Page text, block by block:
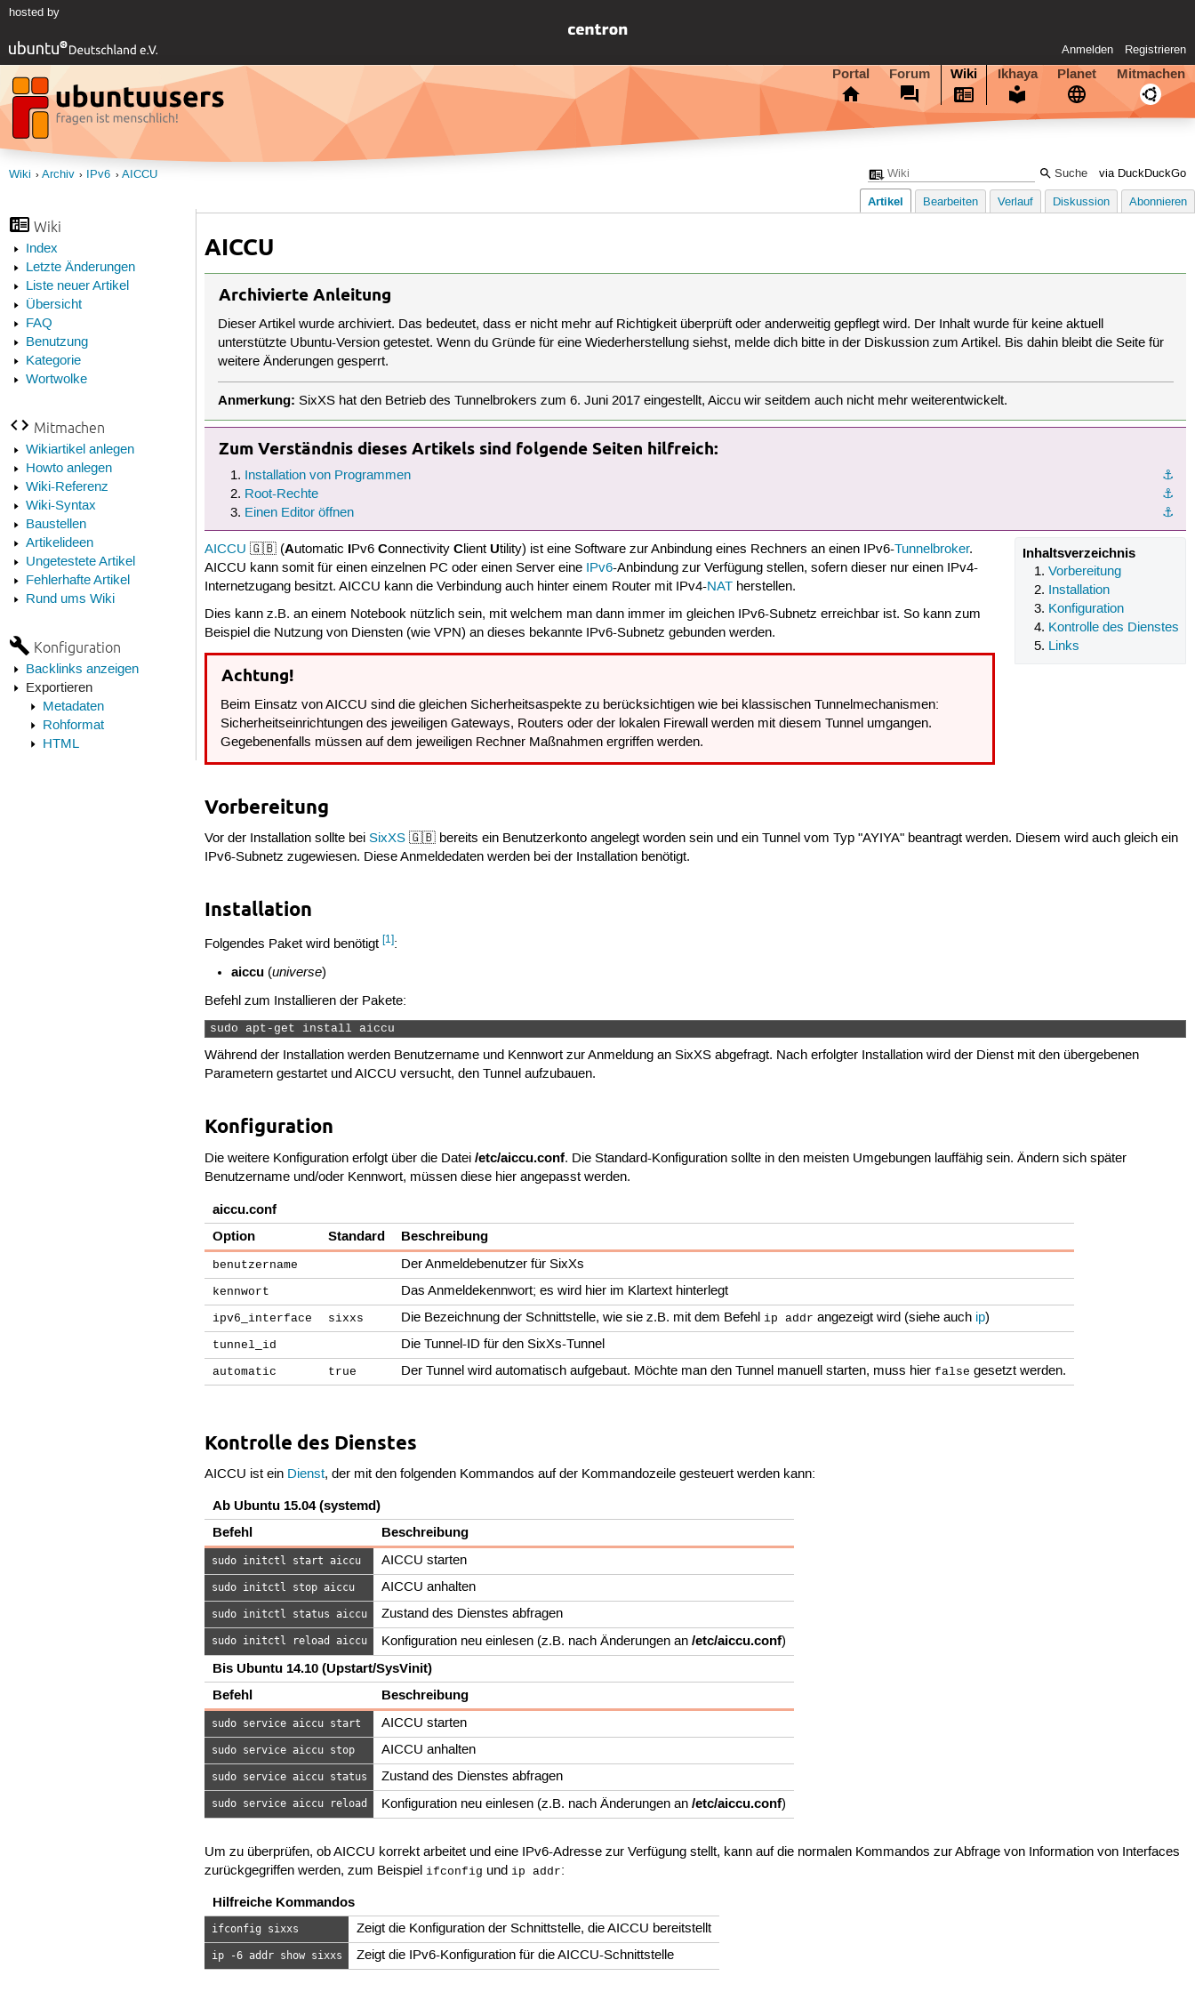
hosted by
Anmelden Registrieren
Portal Forum Wiki Ikhaya Planet Mitmachen
via DuckDuckGo
Wiki Archiv IPv6 AICCU
Wiki
Index
Letzte Änderungen
Liste neuer Artikel
Übersicht
FAQ
Benutzung
Kategorie
Wortwolke
Mitmachen
Wikiartikel anlegen
Howto anlegen
Wiki-Referenz
Wiki-Syntax
Baustellen
Artikelideen
Ungetestete Artikel
Fehlerhafte Artikel
Rund ums Wiki
Konfiguration
Backlinks anzeigen
Exportieren
Metadaten
Rohformat
HTML
Artikel Bearbeiten Verlauf Diskussion Abonnieren
AICCU
Archivierte Anleitung
Dieser Artikel wurde archiviert. Das bedeutet, dass er nicht mehr auf Richtigkeit überprüft oder anderweitig gepflegt wird. Der Inhalt wurde für keine aktuell
unterstützte Ubuntu-Version getestet. Wenn du Gründe für eine Wiederherstellung siehst, melde dich bitte in der Diskussion zum Artikel. Bis dahin bleibt die Seite für
weitere Änderungen gesperrt.
Anmerkung: SixXS hat den Betrieb des Tunnelbrokers zum 6. Juni 2017 eingestellt, Aiccu wir seitdem auch nicht mehr weiterentwickelt.
Zum Verständnis dieses Artikels sind folgende Seiten hilfreich:
⚓︎
Installation von Programmen
⚓︎
Root-Rechte
⚓︎
Einen Editor öffnen
Inhaltsverzeichnis
Vorbereitung
Installation
Konfiguration
Kontrolle des Dienstes
Links
AICCU 🇬🇧 (Automatic IPv6ConnectivityClientUtility) ist eine Software zur Anbindung eines Rechners an einen IPv6-Tunnelbroker.
AICCU kann somit für einen einzelnen PC oder einen Server eine IPv6-Anbindung zur Verfügung stellen, sofern dieser nur einen IPv4-
Internetzugang besitzt. AICCU kann die Verbindung auch hinter einem Router mit IPv4-NAT herstellen.
Dies kann z.B. an einem Notebook nützlich sein, mit welchem man dann immer im gleichen IPv6-Subnetz erreichbar ist. So kann zum
Beispiel die Nutzung von Diensten (wie VPN) an dieses bekannte IPv6-Subnetz gebunden werden.
Achtung!
Beim Einsatz von AICCU sind die gleichen Sicherheitsaspekte zu berücksichtigen wie bei klassischen Tunnelmechanismen:
Sicherheitseinrichtungen des jeweiligen Gateways, Routers oder der lokalen Firewall werden mit diesem Tunnel umgangen.
Gegebenenfalls müssen auf dem jeweiligen Rechner Maßnahmen ergriffen werden.
Vorbereitung
Vor der Installation sollte beiSixXS 🇬🇧 bereits ein Benutzerkonto angelegt worden sein und ein Tunnel vom Typ "AYIYA" beantragt werden. Diesem wird auch gleich ein
IPv6-Subnetz zugewiesen. Diese Anmeldedaten werden bei der Installation benötigt.
Installation
Folgendes Paket wird benötigt[1]:
aiccu(universe)
Befehl zum Installieren der Pakete:
sudo apt-get install aiccu
Während der Installation werden Benutzername und Kennwort zur Anmeldung an SixXS abgefragt. Nach erfolgter Installation wird der Dienst mit den übergebenen
Parametern gestartet und AICCU versucht, den Tunnel aufzubauen.
Konfiguration
Die weitere Konfiguration erfolgt über die Datei/etc/aiccu.conf. Die Standard-Konfiguration sollte in den meisten Umgebungen lauffähig sein. Ändern sich später
Benutzername und/oder Kennwort, müssen diese hier angepasst werden.
aiccu.conf
Option
Standard Beschreibung
benutzername Der Anmeldebenutzer für SixXs
kennwort Das Anmeldekennwort; es wird hier im Klartext hinterlegt
ipv6_interface sixxs Die Bezeichnung der Schnittstelle, wie sie z.B. mit dem Befehl ip addr angezeigt wird (siehe auch ip)
tunnel_id Die Tunnel-ID für den SixXs-Tunnel
automatic true Der Tunnel wird automatisch aufgebaut. Möchte man den Tunnel manuell starten, muss hierfalse gesetzt werden.
Kontrolle des Dienstes
AICCU ist ein Dienst, der mit den folgenden Kommandos auf der Kommandozeile gesteuert werden kann:
Ab Ubuntu 15.04 (systemd)
Befehl
Beschreibung
sudo initctl start aiccu AICCU starten
sudo initctl stop aiccu AICCU anhalten
sudo initctl status aiccu Zustand des Dienstes abfragen
sudo initctl reload aiccu Konfiguration neu einlesen (z.B. nach Änderungen an/etc/aiccu.conf)
Bis Ubuntu 14.10 (Upstart/SysVinit)
Befehl
Beschreibung
sudo service aiccu start AICCU starten
sudo service aiccu stop AICCU anhalten
sudo service aiccu status Zustand des Dienstes abfragen
sudo service aiccu reload Konfiguration neu einlesen (z.B. nach Änderungen an/etc/aiccu.conf)
Um zu überprüfen, ob AICCU korrekt arbeitet und eine IPv6-Adresse zur Verfügung stellt, kann auf die normalen Kommandos zur Abfrage von Information von Interfaces
zurückgegriffen werden, zum Beispiel ifconfig und ip addr:
Hilfreiche Kommandos
ifconfig sixxs Zeigt die Konfiguration der Schnittstelle, die AICCU bereitstellt
ip -6 addr show sixxs Zeigt die IPv6-Konfiguration für die AICCU-Schnittstelle